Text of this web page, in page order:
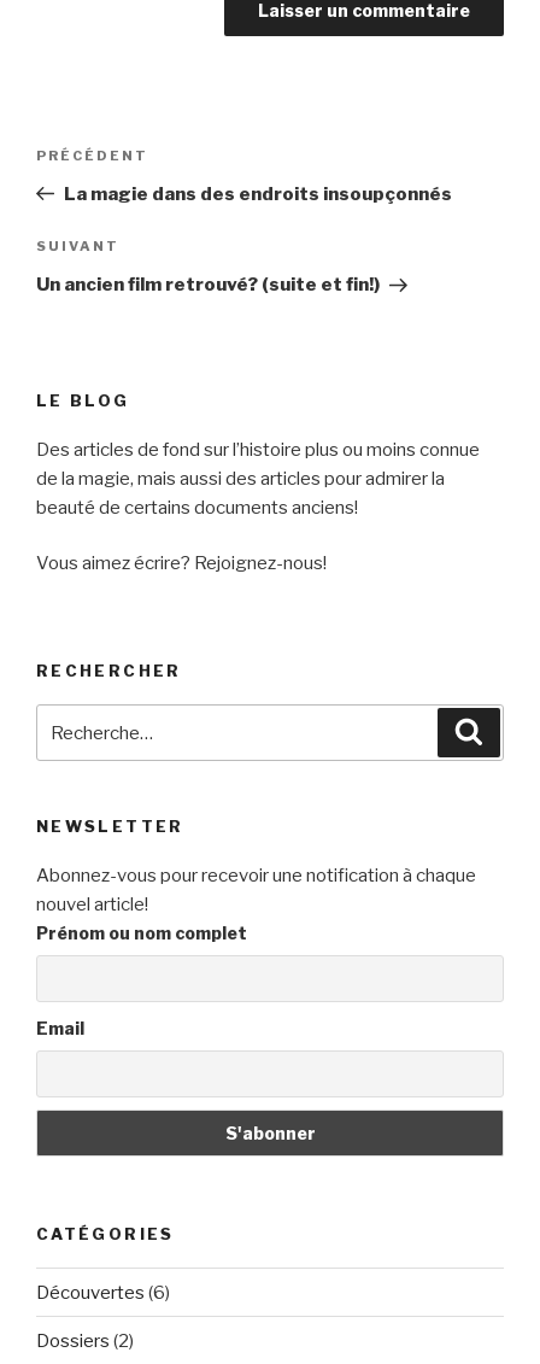
Navigation
Article
précédent
PRÉCÉDENT
La magie dans des endroits insoupçonnés
Article
suivant
SUIVANT
Un ancien film retrouvé? (suite et fin!)
LE BLOG
Des articles de fond sur l’histoire plus ou moins connue
de la magie, mais aussi des articles pour admirer la
beauté de certains documents anciens!
Vous aimez écrire? Rejoignez-nous!
RECHERCHER
NEWSLETTER
Abonnez-vous pour recevoir une notification à chaque
nouvel article!
Prénom ou nom complet
Email
CATÉGORIES
Découvertes (6)
Dossiers (2)